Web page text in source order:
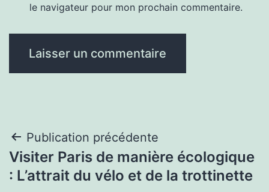
le navigateur pour mon prochain commentaire.
Navigation
de
Publication précédente
Visiter Paris de manière écologique
: L’attrait du vélo et de la trottinette